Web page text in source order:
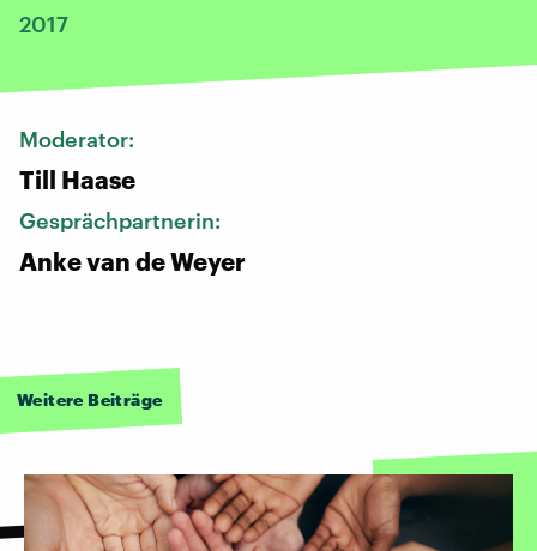
2017
Moderator:
Till Haase
Gesprächpartnerin:
Anke van de Weyer
Weitere Beiträge